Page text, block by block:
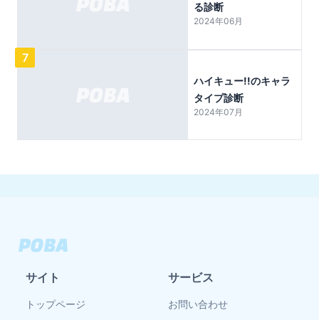
る診断
2024年06月
7
ハイキュー!!のキャラ
タイプ診断
2024年07月
サイト
トップページ
サービス
お問い合わせ